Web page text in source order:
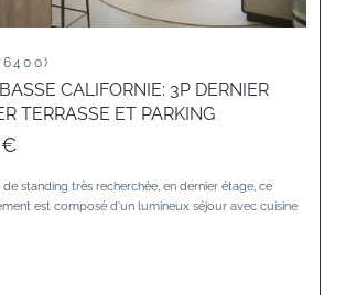
CALIFORNIE: 3P DERNIER
TERRASSE ET PARKING
€
de standing très recherchée, en dernier étage, ce
est composé d'un lumineux séjour avec cuisine